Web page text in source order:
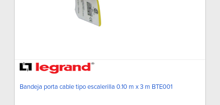
Bandeja porta cable tipo escalerilla 0.10 m x 3 m BTE001